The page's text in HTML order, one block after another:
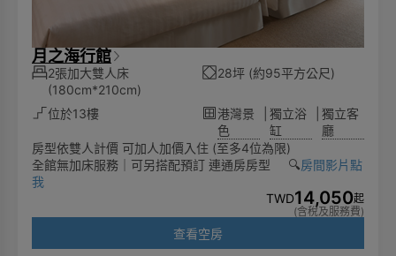
月之海行館
2張加大雙人床
(180cm*210cm)
28坪 (約95平方公尺)
位於13樓
港灣景
色
獨立浴
缸
獨立客
廳
房型依雙人計價 可加人加價入住 (至多4位為限)
全館無加床服務｜可另搭配預訂 連通房房型 🔍️房間影片點
我
TWD14,050起
(含稅及服務費)
查看空房